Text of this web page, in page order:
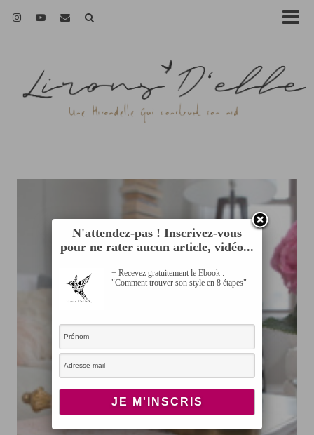
N'attendez-pas ! Inscrivez-vous
pour ne rater aucun article, vidéo...
+ Recevez gratuitement le Ebook :
"Comment trouver son style en 8 étapes"